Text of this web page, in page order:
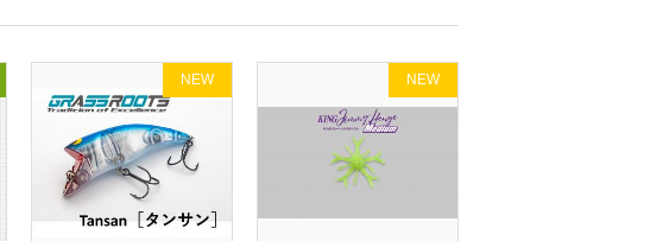
NEW NEW